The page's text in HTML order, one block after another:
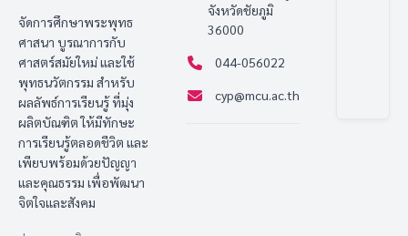
จัดการศึกษาพระพุทธ
ศาสนา บูรณาการกับ
ศาสตร์สมัยใหม่ และใช้
พุทธนวัตกรรม สำหรับ
ผลลัพธ์การเรียนรู้ ที่มุ่ง
ผลิตบัณฑิต ให้มีทักษะ
การเรียนรู้ตลอดชีวิต และ
เพียบพร้อมด้วยปัญญา
และคุณธรรม เพื่อพัฒนา
จิตใจและสังคม
จังหวัดชัยภูมิ
36000
044-056022
cyp@mcu.ac.th